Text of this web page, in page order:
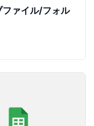
ァイル/フォル